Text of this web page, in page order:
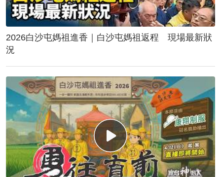
2026白沙屯媽祖進香｜白沙屯媽祖返程 現場最新狀
況